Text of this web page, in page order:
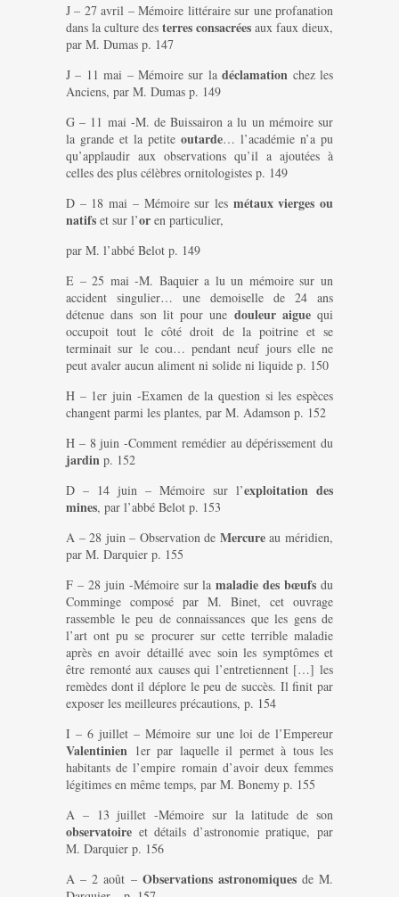
J – 27 avril – Mémoire littéraire sur une profanation
dans la culture des terres consacrées aux faux dieux,
par M. Dumas p. 147
J – 11 mai – Mémoire sur ladéclamation chez les
Anciens, par M. Dumas p. 149
G – 11 mai -M. de Buissairon a lu un mémoire sur
la grande et la petite outarde… l’académie n’a pu
qu’applaudir aux observations qu’il a ajoutées à
celles des plus célèbres ornitologistes p. 149
D – 18 mai – Mémoire sur les métaux vierges ou
natifs et sur l’or en particulier,
par M. l’abbé Belot p. 149
E – 25 mai -M. Baquier a lu un mémoire sur un
accident singulier… une demoiselle de 24 ans
détenue dans son lit pour une douleur aiguequi
occupoit tout le côté droit de la poitrine et se
terminait sur le cou… pendant neuf jours elle ne
peut avaler aucun aliment ni solide ni liquide p. 150
H – 1er juin -Examen de la question si les espèces
changent parmi les plantes, par M. Adamson p. 152
H – 8 juin -Comment remédier au dépérissement du
jardin p. 152
D – 14 juin – Mémoire sur l’exploitation des
mines, par l’abbé Belot p. 153
A – 28 juin – Observation de Mercureau méridien,
par M. Darquier p. 155
F – 28 juin -Mémoire sur lamaladie des bœufs du
Comminge composé par M. Binet, cet ouvrage
rassemble le peu de connaissances que les gens de
l’art ont pu se procurer sur cette terrible maladie
après en avoir détaillé avec soin les symptômes et
être remonté aux causes qui l’entretiennent […] les
remèdes dont il déplore le peu de succès. Il finit par
exposer les meilleures précautions, p. 154
I – 6 juillet – Mémoire sur une loi de l’Empereur
Valentinien 1er par laquelle il permet à tous les
habitants de l’empire romain d’avoir deux femmes
légitimes en même temps, par M. Bonemy p. 155
A – 13 juillet -Mémoire sur la latitude de son
observatoire et détails d’astronomie pratique, par
M. Darquier p. 156
A – 2 août – Observations astronomiquesde M.